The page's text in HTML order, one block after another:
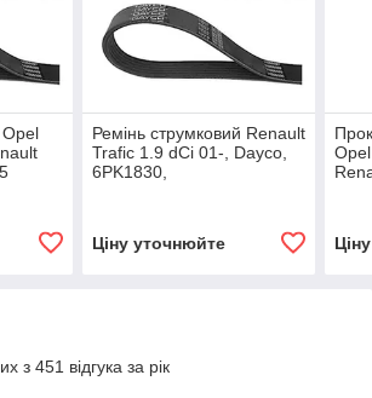
Opel
Ремінь струмковий Renault
Trafic 1.9 dCi 01-, Dayco,
6PK1830,
Ціну уточнюйте
з 451 відгука за рік